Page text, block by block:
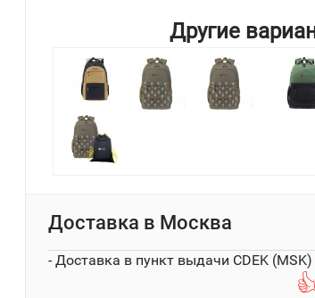
Другие
Доставка в Москва
- Доставка в пункт выдачи CDEK (MSK)